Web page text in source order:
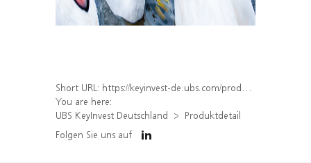
Short URL: https://keyinvest-de.ubs.com/produkt/detail/index/isin/DE000WA7CR25
You are here:
UBS KeyInvest Deutschland
Produktdetail
Folgen Sie uns auf